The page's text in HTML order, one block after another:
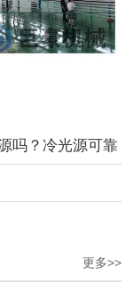
吗？冷光源可靠
更多>>